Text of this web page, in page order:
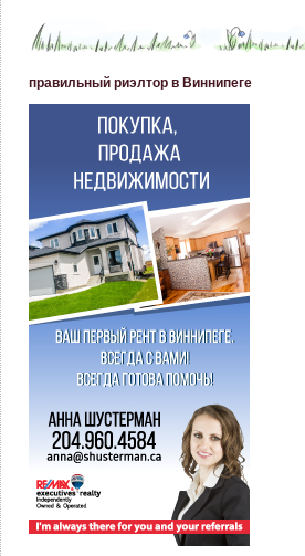
правильный риэлтор в Виннипеге